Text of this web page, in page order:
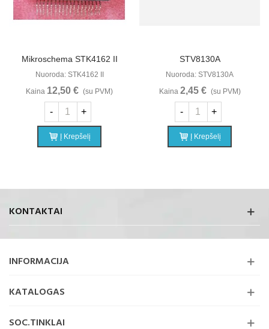
Mikroschema STK4162 II
Nuoroda: STK4162 II
Kaina 12,50 € (su PVM)
- +
Į Krepšelį
STV8130A
Nuoroda: STV8130A
Kaina 2,45 € (su PVM)
- +
Į Krepšelį
KONTAKTAI
INFORMACIJA
KATALOGAS
SOC.TINKLAI